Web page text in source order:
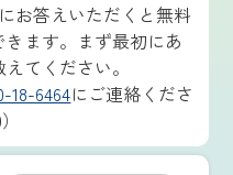
にお答えいただくと無料
ます。まず最初にあ
てください。
18-6464にご連絡くださ